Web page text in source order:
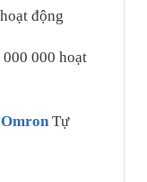
động
000 hoạt
Tự